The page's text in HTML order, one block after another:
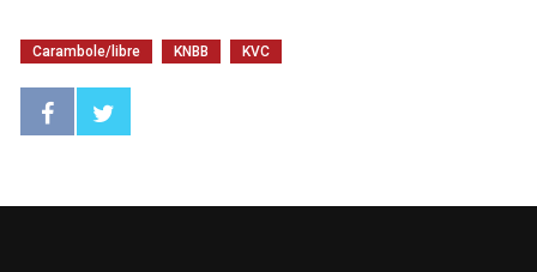
Carambole/libre KNBB KVC